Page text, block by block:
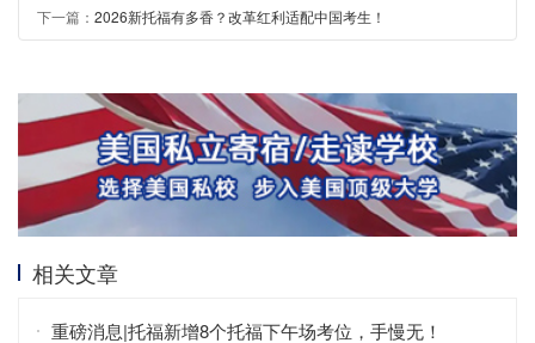
下一篇： 2026新托福有多香？改革红利适配中国考生！
相关文章
重磅消息|托福新增8个托福下午场考位，手慢无！